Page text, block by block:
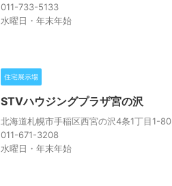
011-733-5133
水曜日・年末年始
住宅展示場
STVハウジングプラザ宮の沢
北海道札幌市手稲区西宮の沢4条1丁目1-80
011-671-3208
水曜日・年末年始